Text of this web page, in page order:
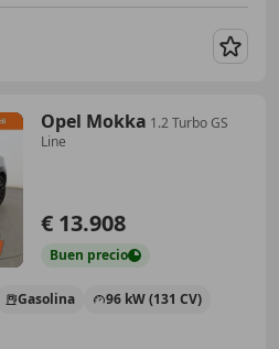
Opel Mokka 1.2 Turbo GS
Line
€ 13.908
Buen precio
Gasolina 96 kW (131 CV)